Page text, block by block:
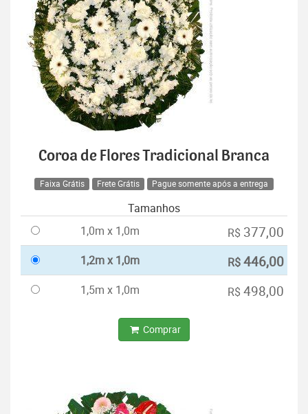
Coroa de Flores Tradicional Branca
Faixa Grátis Frete Grátis Pague somente após a entrega
Tamanhos
1,0m x 1,0m
R$ 377,00
1,2m x 1,0m R$446,00
1,5m x 1,0m R$ 498,00
Comprar